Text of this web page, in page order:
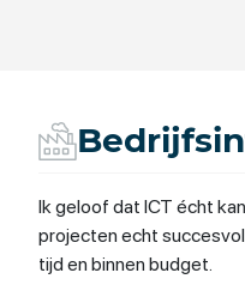
Ik geloof dat ICT écht
projecten echt
tijd en binnen budget.